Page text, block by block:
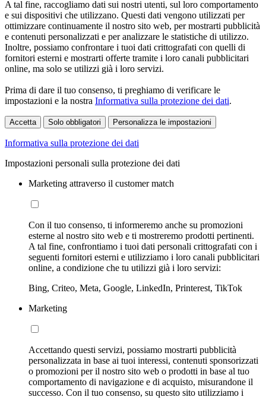
A tal fine, raccogliamo dati sui nostri utenti, sul loro comportamento
e sui dispositivi che utilizzano. Questi dati vengono utilizzati per
ottimizzare continuamente il nostro sito web, per mostrarti pubblicità
e contenuti personalizzati e per analizzare le statistiche di utilizzo.
Inoltre, possiamo confrontare i tuoi dati crittografati con quelli di
fornitori esterni e mostrarti offerte tramite i loro canali pubblicitari
online, ma solo se utilizzi già i loro servizi.
Prima di dare il tuo consenso, ti preghiamo di verificare le
impostazioni e la nostra Informativa sulla protezione dei dati.
Accetta Solo obbligatori Personalizza le impostazioni
Informativa sulla protezione dei dati
Impostazioni personali sulla protezione dei dati
Marketing attraverso il customer match
Con il tuo consenso, ti informeremo anche su promozioni
esterne al nostro sito web e ti mostreremo prodotti pertinenti.
A tal fine, confrontiamo i tuoi dati personali crittografati con i
seguenti fornitori esterni e utilizziamo i loro canali pubblicitari
online, a condizione che tu utilizzi già i loro servizi:
Bing, Criteo, Meta, Google, LinkedIn, Printerest, TikTok
Marketing
Accettando questi servizi, possiamo mostrarti pubblicità
personalizzata in base ai tuoi interessi, contenuti sponsorizzati
o promozioni per il nostro sito web o prodotti in base al tuo
comportamento di navigazione e di acquisto, misurandone il
successo. Con il tuo consenso, su questo sito utilizziamo i